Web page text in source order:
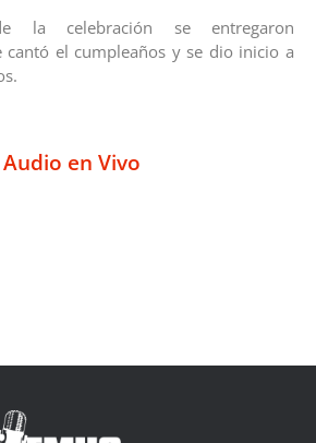
la celebración se entregaron
cantó el cumpleaños y se dio inicio a
Audio en Vivo